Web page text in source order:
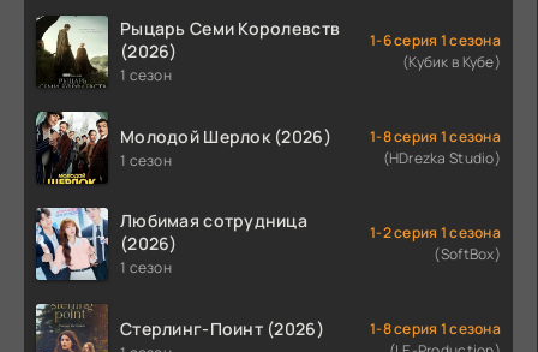
Рыцарь Семи Королевств
(2026)
1 сезон
1-6 серия 1 сезона
(Кубик в Кубе)
Молодой Шерлок (2026)
1 сезон
1-8 серия 1 сезона
(HDrezka Studio)
Любимая сотрудница
(2026)
1 сезон
1-2 серия 1 сезона
(SoftBox)
Стерлинг-Поинт (2026)
1-8 серия 1 сезона